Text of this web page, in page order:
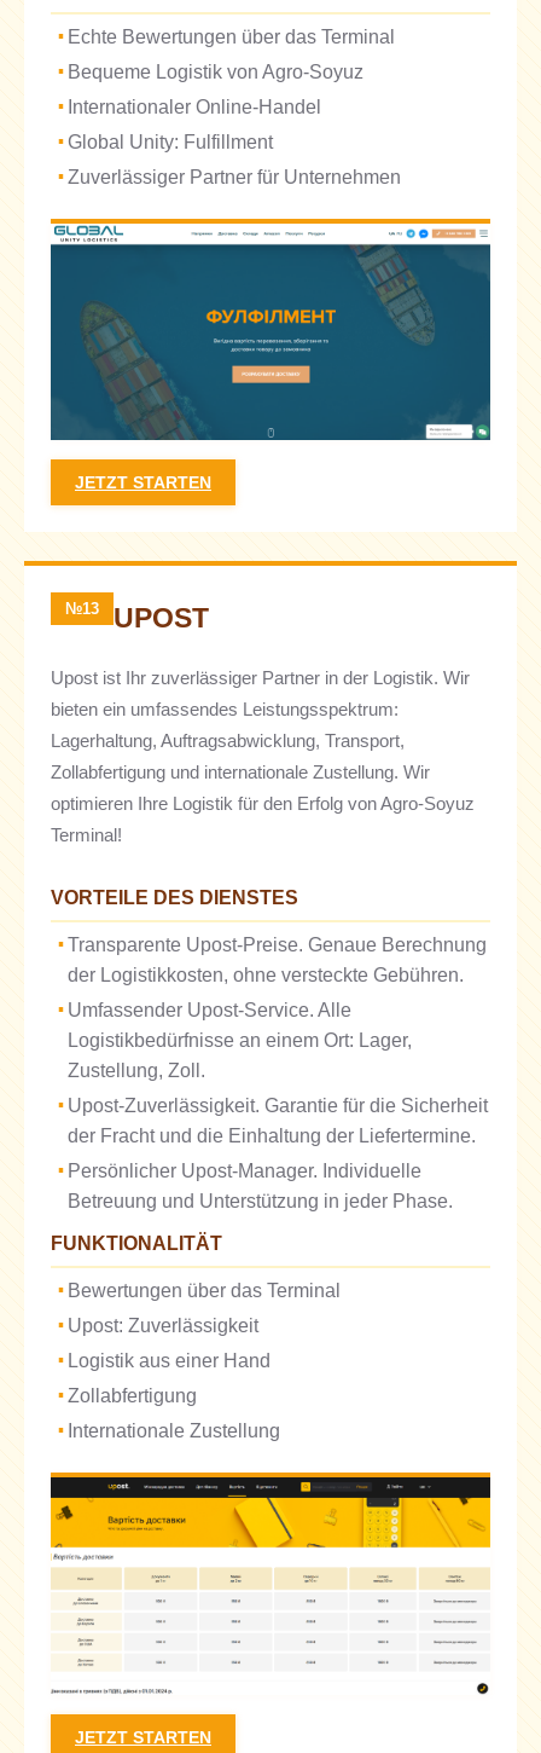
Echte Bewertungen über das Terminal
Bequeme Logistik von Agro-Soyuz
Internationaler Online-Handel
Global Unity: Fulfillment
Zuverlässiger Partner für Unternehmen
JETZT STARTEN
№13 UPOST
Upost ist Ihr zuverlässiger Partner in der Logistik. Wir
bieten ein umfassendes Leistungsspektrum:
Lagerhaltung, Auftragsabwicklung, Transport,
Zollabfertigung und internationale Zustellung. Wir
optimieren Ihre Logistik für den Erfolg von Agro-Soyuz
Terminal!
VORTEILE DES DIENSTES
Transparente Upost-Preise. Genaue Berechnung
der Logistikkosten, ohne versteckte Gebühren.
Umfassender Upost-Service. Alle
Logistikbedürfnisse an einem Ort: Lager,
Zustellung, Zoll.
Upost-Zuverlässigkeit. Garantie für die Sicherheit
der Fracht und die Einhaltung der Liefertermine.
Persönlicher Upost-Manager. Individuelle
Betreuung und Unterstützung in jeder Phase.
FUNKTIONALITÄT
Bewertungen über das Terminal
Upost: Zuverlässigkeit
Logistik aus einer Hand
Zollabfertigung
Internationale Zustellung
JETZT STARTEN